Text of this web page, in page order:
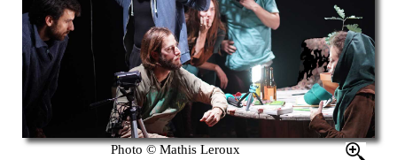
Photo © Mathis Leroux